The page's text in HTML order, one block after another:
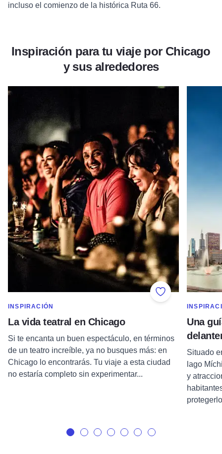
incluso el comienzo de la histórica Ruta 66.
Inspiración para tu viaje por Chicago
y sus alrededores
Add to Favorites
MOSTRAR MÁS EN CATEGORÍA DE
INSPIRACIÓN
La vida teatral en Chicago
Si te encanta un buen espectáculo, en términos
de un teatro increíble, ya no busques más: en
Chicago lo encontrarás. Tu viaje a esta ciudad
no estaría completo sin experimentar...
Leer más sobre La vida teatral en Chicago
Una
Situado
lago
y